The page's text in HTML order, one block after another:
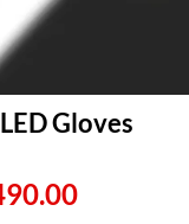
Gloves
Current